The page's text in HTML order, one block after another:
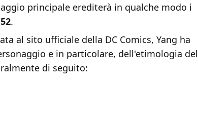
principale erediterà in qualche modo i
.
al sito ufficiale della DC Comics, Yang ha
e in particolare, dell'etimologia del
di seguito: